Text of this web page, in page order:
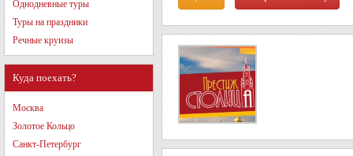
Однодневные туры
Туры на праздники
Речные круизы
Куда поехать?
Москва
Золотое Кольцо
Санкт-Петербург